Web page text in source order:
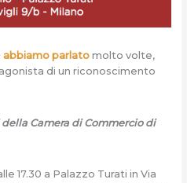
abbiamo parlatomolto volte,
di un riconoscimento
Camera di Commercio di
17.30 a Palazzo Turati in Via